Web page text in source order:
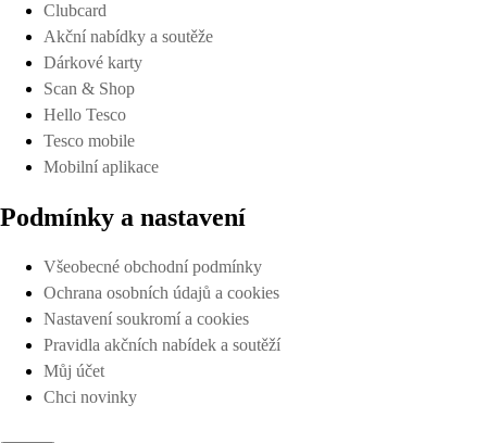
Clubcard
Akční nabídky a soutěže
Dárkové karty
Scan & Shop
Hello Tesco
Tesco mobile
Mobilní aplikace
Podmínky a nastavení
Všeobecné obchodní podmínky
Ochrana osobních údajů a cookies
Nastavení soukromí a cookies
Pravidla akčních nabídek a soutěží
Můj účet
Chci novinky